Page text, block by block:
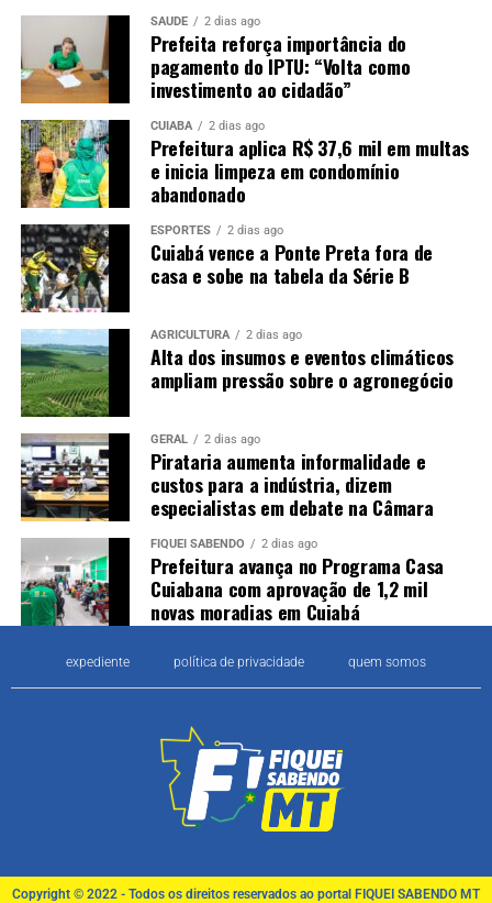
SAÚDE 2 dias ago
Prefeita reforça importância do
pagamento do IPTU: “Volta como
investimento ao cidadão”
CUIABÁ 2 dias ago
Prefeitura aplica R$ 37,6 mil em multas
e inicia limpeza em condomínio
abandonado
ESPORTES 2 dias ago
Cuiabá vence a Ponte Preta fora de
casa e sobe na tabela da Série B
AGRICULTURA 2 dias ago
Alta dos insumos e eventos climáticos
ampliam pressão sobre o agronegócio
GERAL 2 dias ago
Pirataria aumenta informalidade e
custos para a indústria, dizem
especialistas em debate na Câmara
FIQUEI SABENDO 2 dias ago
Prefeitura avança no Programa Casa
Cuiabana com aprovação de 1,2 mil
novas moradias em Cuiabá
expediente política de privacidade quem somos
Copyright © 2022 - Todos os direitos reservados ao portal FIQUEI SABENDO MT